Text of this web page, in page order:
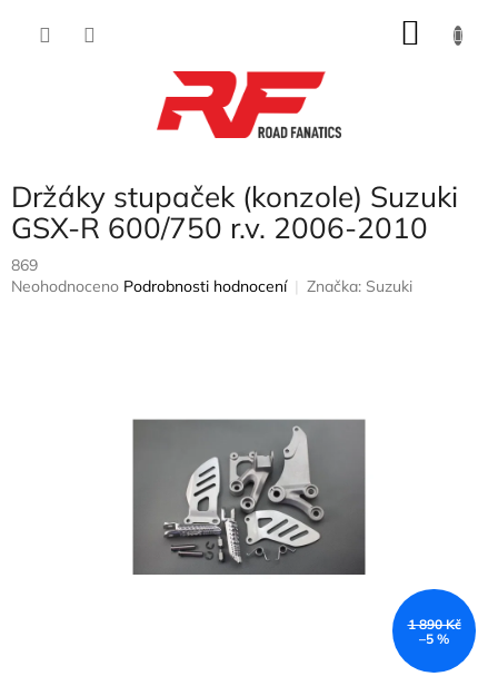
Držáky stupaček (konzole) Suzuki
GSX-R 600/750 r.v. 2006-2010
869
Průměrné
Neohodnoceno Podrobnosti hodnocení Značka: Suzuki
1 890 Kč
–5 %